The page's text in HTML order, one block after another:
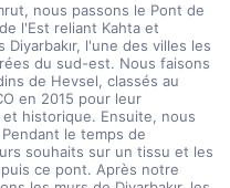
nous passons le Pont de
l'Est reliant Kahta et
l'une des villes les
du sud-est. Nous faisons
de Hevsel, classés au
en 2015 pour leur
historique. Ensuite, nous
le temps de
souhaits sur un tissu et les
ce pont. Après notre